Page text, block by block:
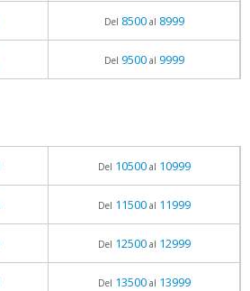
Del 8500al 8999
Del 9500al 9999
Del 10500al 10999
Del 11500al 11999
Del 12500al 12999
Del 13500al 13999